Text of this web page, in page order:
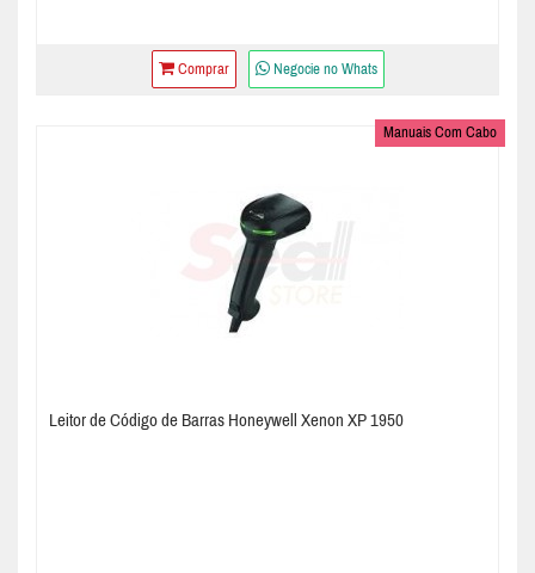
Comprar Negocie no Whats
Manuais Com Cabo
Leitor de Código de Barras Honeywell Xenon XP 1950